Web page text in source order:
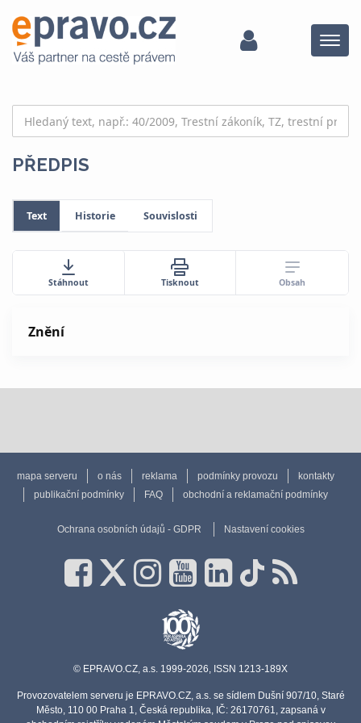
Menu
PŘEDPIS
Text Historie Souvislosti
Stáhnout Tisknout Obsah
Znění
mapa serveru o nás reklama podmínky provozu
kontakty
publikační podmínky
FAQ obchodní a reklamační podmínky
Ochrana osobních údajů - GDPR Nastavení cookies
© EPRAVO.CZ, a.s. 1999-2026, ISSN 1213-189X
Provozovatelem serveru je EPRAVO.CZ, a.s. se sídlem Dušní 907/10, Staré
Město, 110 00 Praha 1, Česká republika, IČ: 26170761, zapsaná v